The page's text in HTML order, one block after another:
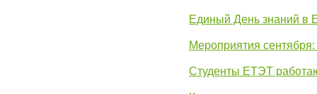
Единый День знаний в
Мероприятия
Студенты ЕТЭТ